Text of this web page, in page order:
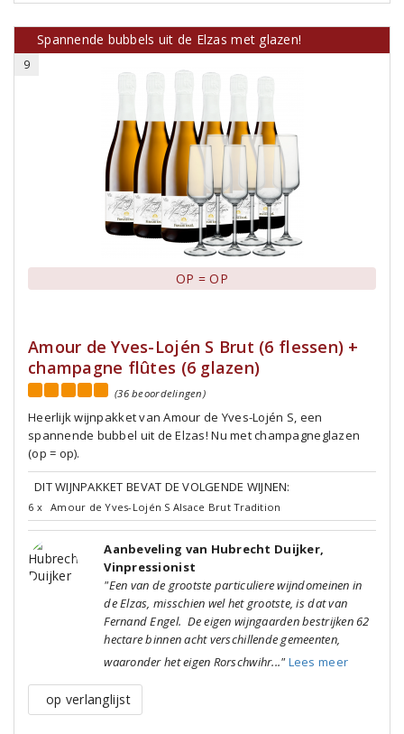
Spannende bubbels uit de Elzas met glazen!
9
OP = OP
Amour de Yves-Lojén S Brut (6 flessen) +
champagne flûtes (6 glazen)
(36 beoordelingen)
Heerlijk wijnpakket van Amour de Yves-Lojén S, een
spannende bubbel uit de Elzas! Nu met champagneglazen
(op = op).
DIT WIJNPAKKET BEVAT DE VOLGENDE WIJNEN:
6 x Amour de Yves-Lojén S Alsace Brut Tradition
Aanbeveling van Hubrecht Duijker,
Vinpressionist
"Een van de grootste particuliere wijndomeinen in
de Elzas, misschien wel het grootste, is dat van
Fernand Engel. De eigen wijngaarden bestrijken 62
hectare binnen acht verschillende gemeenten,
waaronder het eigen Rorschwihr..." Lees meer
op verlanglijst